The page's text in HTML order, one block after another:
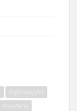
กรุงเทพธุรกิจ
การบริหาร